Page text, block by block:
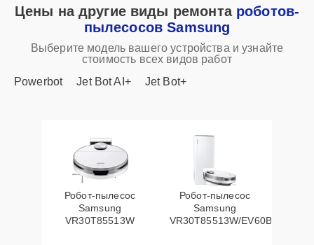
Цены на другие виды ремонта роботов-
пылесосов Samsung
Выберите модель вашего устройства и узнайте
стоимость всех видов работ
Powerbot
Jet Bot AI+ Jet Bot+
Робот-пылесос
Samsung
VR30T85513W
Робот-пылесос
Samsung
VR30T85513W/EV60Вт